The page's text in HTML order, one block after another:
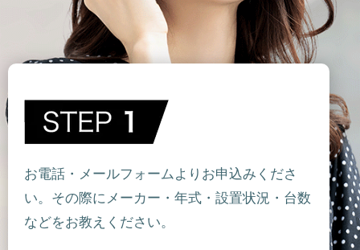
お電話・メールフォームよりお申込みくださ
い。その際にメーカー・年式・設置状況・台数
などをお教えください。